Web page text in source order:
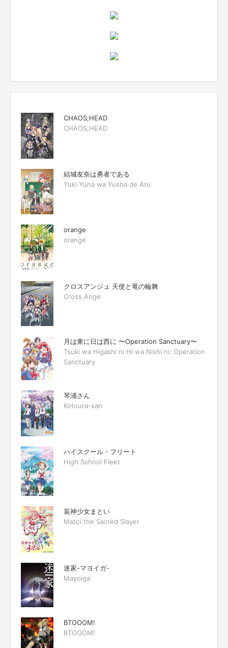
CHAOS;HEAD
CHAOS;HEAD
結城友奈は勇者である
Yuki Yuna wa Yusha de Aru
orange
orange
クロスアンジュ 天使と竜の輪舞
Cross Ange
月は東に日は西に 〜Operation Sanctuary〜
Tsuki wa Higashi ni Hi wa Nishi ni: Operation
Sanctuary
琴浦さん
Kotoura-san
ハイスクール・フリート
High School Fleet
装神少女まとい
Matoi the Sacred Slayer
迷家-マヨイガ-
Mayoiga
BTOOOM!
BTOOOM!